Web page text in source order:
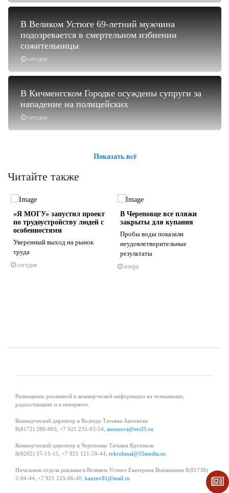
сегодня
В Великом Устюге 69-летний мужчина
подозревается в смертельном избиении
сожительницы
сегодня
В Кичменгском Городке осуждены супруги за
нападение на полицейских
Показать всё
Читайте также
«Я МОГУ» запустил проект
по трудоустройству людей с
особенностями
Уверенный выход на рынок
труда
сегодня
В Череповце все пляжи
закрыты для купания
Пробы воды показали
неудовлетворительные
результаты
вчера
Размещение рекламной и коммерческой информации на телеканалах,
радиостанциях и в интернете.
Коммерческий директор в Вологде Татьяна Антонова
8(8172) 280-003, +7 921 235-03-54, antonova@ers35.ru
Коммерческий директор в Череповце Татьяна Крохмаль
8(8202) 57-11-11, +7 921 121-59-44, tvkrohmal@35media.ru
Начальник отдела рекламы в Великом Устюге Екатерина Вьюжанина 8(81738)
2-04-44, +7 921 125-06-40, katrinv81@mail.ru